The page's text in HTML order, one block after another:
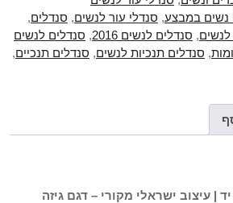
נשים במבצע, סנדלי עור לנשים, סנדלים,
, סנדלים לנשים 2016 , סנדלים לנשים
, סנדלים תנכיות לנשים, סנדלים תנכיים,
| עיצוב ישראלי מקורי – דגם גיזה